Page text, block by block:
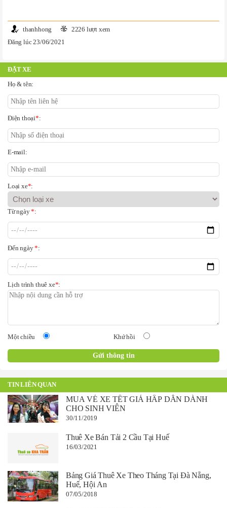
thanhhong
2226 lượt xem
Đăng lúc 23/06/2021
ĐẶT XE
Họ & tên:
Điện thoại*:
E-mail:
Loại xe*:
Từ ngày*:
Đến ngày*:
Lịch trình thuê xe*:
Một chiều Khứ hồi
TIN LIÊN QUAN
MUA VÉ XE TẾT GIÁ HẤP DẪN DÀNH
CHO SINH VIÊN
30/11/2019
Thuê Xe Bán Tải 2 Cầu Tại Huế
16/03/2021
Bảng Giá Thuê Xe Theo Tháng Tại Đà Nẵng,
Huế, Hội An
07/05/2018